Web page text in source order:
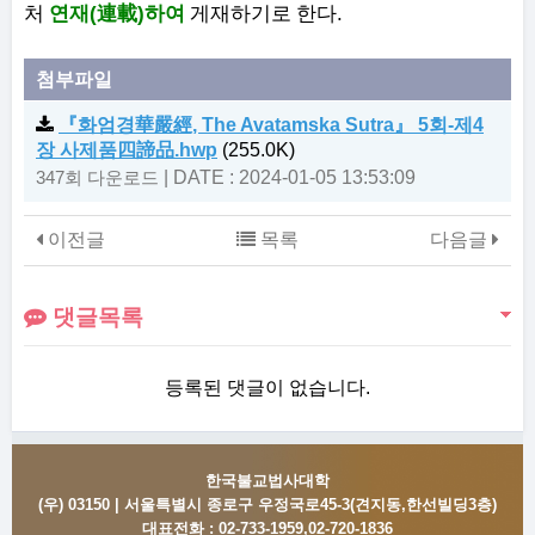
처 연재(連載)하여 게재하기로 한다.
첨부파일
『화엄경華嚴經, The Avatamska Sutra』 5회-제4
장 사제품四諦品.hwp (255.0K)
347회 다운로드 DATE : 2024-01-05 13:53:09
이전글 다음글
목록
댓글목록
등록된 댓글이 없습니다.
한국불교법사대학
(우) 03150 | 서울특별시 종로구 우정국로45-3(견지동,한선빌딩3층)
대표전화 : 02-733-1959,02-720-1836